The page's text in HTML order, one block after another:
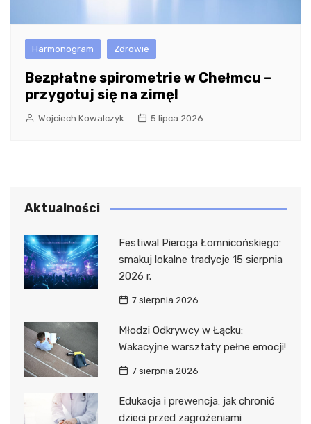
Harmonogram Zdrowie
Bezpłatne spirometrie w Chełmcu –
przygotuj się na zimę!
Wojciech Kowalczyk 5 lipca 2026
Aktualności
Festiwal Pieroga Łomnicońskiego:
smakuj lokalne tradycje 15 sierpnia
2026 r.
7 sierpnia 2026
Młodzi Odkrywcy w Łącku:
Wakacyjne warsztaty pełne emocji!
7 sierpnia 2026
Edukacja i prewencja: jak chronić
dzieci przed zagrożeniami